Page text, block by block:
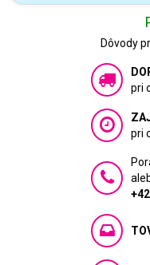
Dôvody
pri
pri